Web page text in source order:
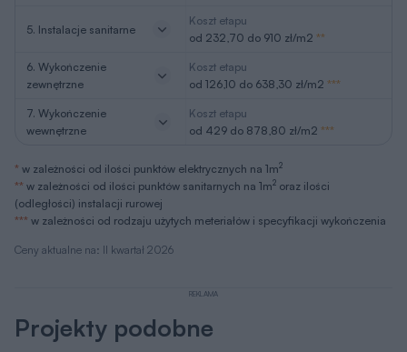
Ceny aktualne na: II kwartał 2026
5. Instalacje sanitarne
Koszt etapu
od 232,70 do 910 zł/m2 **
6. Wykończenie
zewnętrzne
Koszt etapu
od 126,10 do 638,30 zł/m2 ***
7. Wykończenie
wewnętrzne
Koszt etapu
od 429 do 878,80 zł/m2 ***
* w zależności od ilości punktów elektrycznych na 1m2
** w zależności od ilości punktów sanitarnych na 1m2 oraz ilości
(odległości) instalacji rurowej
*** w zależności od rodzaju użytych meteriałów i specyfikacji wykończenia
REKLAMA
Projekty podobne